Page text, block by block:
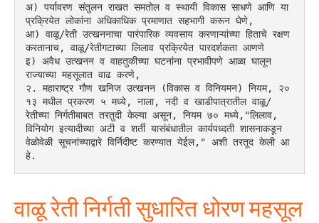
अ) पर्यावरण संतुलन राखत समतोल व स्थायी विकास साधणे आणि या
प्रक्रियेत लोकांना अधिकाधिक प्रमाणात सहभागी करून घेणे,
आ) वाळू/रेती उत्खननाचा पारंपारिक व्यवसाय करणाऱ्यांच्या हिताचे रक्षण
करतानाच, वाळू/रेतीगटाच्या लिलाव प्रक्रियेत पारदर्शकता आणणे
इ) अवैध उत्खनन व वाहतुकीच्या घटनांना प्रभावीपणे आळा घालून
राज्याच्या महसूलात वाढ करणे,
२. महाराष्ट्र गौण खनिज उत्खनन (विकास व विनियमन) नियम, २०
१३ मधील प्रकरण ५ मध्ये, नाला, नदी व खाडीपात्रातील वाळू/
रेतीच्या निर्गतीबाबत तरतुदी केल्या असून, नियम ७० मध्ये,"लिलाव,
विनियोग इत्यादीच्या अटी व शर्ती यासंबंधातील कार्यपध्दती शासनाकडून
वेळोवेळी सूचनांच्याद्वारे विर्निदीष्ट करण्यात येईल," अशी तरतूद केली आ
हे.
वाळू रेती निर्गती सुधारित धोरण महसूल